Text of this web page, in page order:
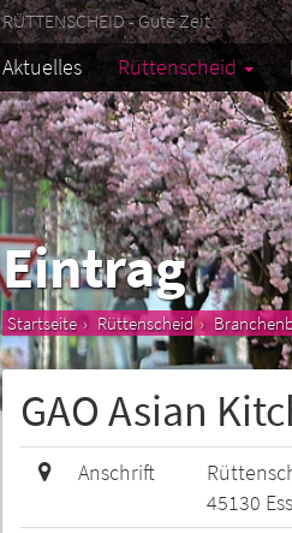
RÜTTENSCHEID - Gute Zeit.
Aktuelles Rüttenscheid
Eintrag
Startseite Rüttenscheid
GAO Asian
Anschrift
45130